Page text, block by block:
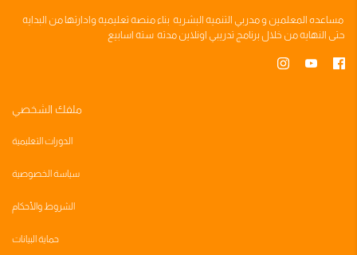
مساعده المعلمين ومدربي التنميه البشريه بناءمنصه تعليميه وادارتها من البدايه
حتى النهايه من خلال برنامج تدريبي اونلاين مدته سته اسابيع
ملفك الشخصي
الدورات التعليمية
سياسة الخصوصية
الشروط والأحكام
حماية البيانات